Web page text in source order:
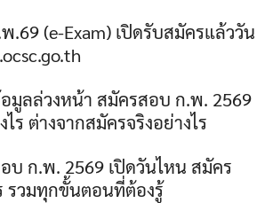
.69 (e-Exam) เปิดรับสมัครแล้ววัน
มูลล่วงหน้า สมัครสอบ ก.พ. 2569
ไร ต่างจากสมัครจริงอย่างไร
บ ก.พ. 2569 เปิดวันไหน สมัคร
รวมทุกขั้นตอนที่ต้องรู้